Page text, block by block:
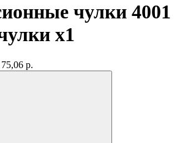
чулки 4001
x1
р.